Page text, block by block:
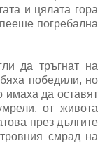
и цялата гора
погребална
да тръгнат на
победили, но
имаха да оставят
от живота
през дългите
смрад на